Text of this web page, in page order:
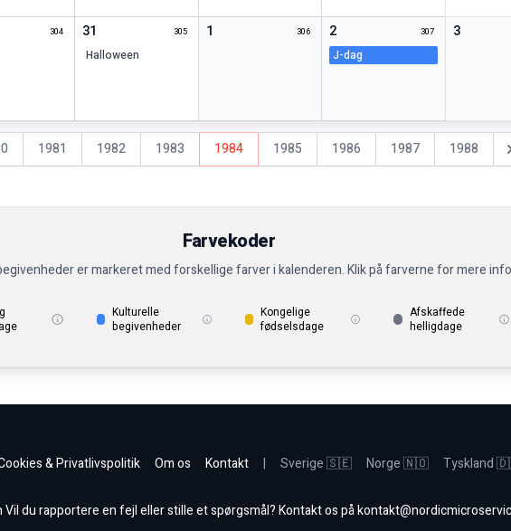
304 31 305
halloween
1 306 2 307
j-dag
3
1981 1982 1983 1984 1985 1986 1987 1988
Farvekoder
er markeret med forskellige farver i kalenderen. Klik på farverne for mere
Kulturelle
begivenheder
Kongelige
fødselsdage
Afskaffede
helligdage
& Privatlivspolitik Om os Kontakt | Sverige 🇸🇪 Norge 🇳🇴 Tyskland
du rapportere en fejl eller stille et spørgsmål? Kontakt os på